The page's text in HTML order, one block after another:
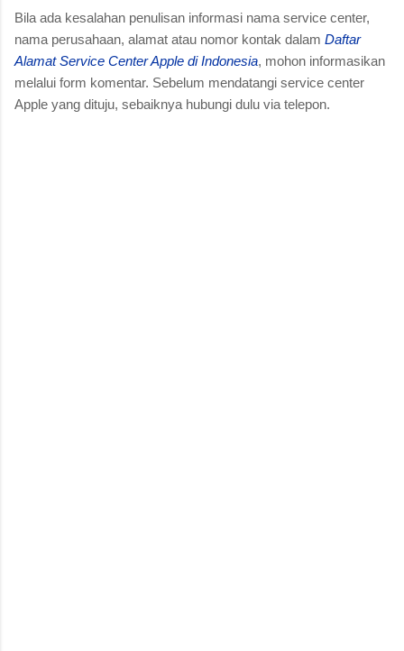
Bila ada kesalahan penulisan informasi nama service center,
nama perusahaan, alamat atau nomor kontak dalam Daftar
Alamat Service Center Apple di Indonesia, mohon informasikan
melalui form komentar. Sebelum mendatangi service center
Apple yang dituju, sebaiknya hubungi dulu via telepon.